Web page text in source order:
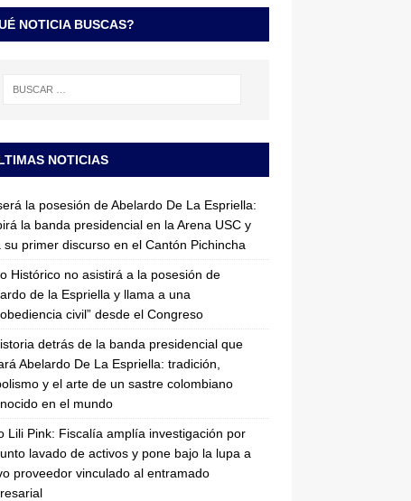
NOTICIA BUSCAS?
NOTICIAS
la posesión de Abelardo De La Espriella:
la banda presidencial en la Arena USC y
su primer discurso en el Cantón Pichincha
Histórico no asistirá a la posesión de
de la Espriella y llama a una
civil” desde el Congreso
detrás de la banda presidencial que
Abelardo De La Espriella: tradición,
y el arte de un sastre colombiano
en el mundo
Lili Pink: Fiscalía amplía investigación por
lavado de activos y pone bajo la lupa a
proveedor vinculado al entramado